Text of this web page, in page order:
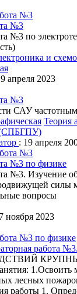
№3
№3 по
и
апреля 2023
№3
САУ
Теория
: 19 апреля
№3 по физике
№3. Изучение
силы
вопросы
ноября 2023
работа №3.
1.Освоить
лесных
работы 1.